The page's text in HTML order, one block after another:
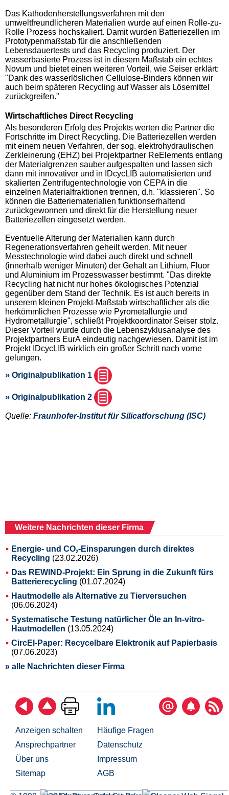
Das Kathodenherstellungsverfahren mit den
umweltfreundlicheren Materialien wurde auf einen Rolle-zu-
Rolle Prozess hochskaliert. Damit wurden Batteriezellen im
Prototypenmaßstab für die anschließenden
Lebensdauertests und das Recycling produziert. Der
wasserbasierte Prozess ist in diesem Maßstab ein echtes
Novum und bietet einen weiteren Vorteil, wie Seiser erklärt:
"Dank des wasserlöslichen Cellulose-Binders können wir
auch beim späteren Recycling auf Wasser als Lösemittel
zurückgreifen."
Wirtschaftliches Direct Recycling
Als besonderen Erfolg des Projekts werten die Partner die
Fortschritte im Direct Recycling. Die Batteriezellen werden
mit einem neuen Verfahren, der sog. elektrohydraulischen
Zerkleinerung (EHZ) bei Projektpartner ReElements entlang
der Materialgrenzen sauber aufgespalten und lassen sich
dann mit innovativer und in IDcycLIB automatisierten und
skalierten Zentrifugentechnologie von CEPA in die
einzelnen Materialfraktionen trennen, d.h. "klassieren". So
können die Batteriematerialien funktionserhaltend
zurückgewonnen und direkt für die Herstellung neuer
Batteriezellen eingesetzt werden.
Eventuelle Alterung der Materialien kann durch
Regenerationsverfahren geheilt werden. Mit neuer
Messtechnologie wird dabei auch direkt und schnell
(innerhalb weniger Minuten) der Gehalt an Lithium, Fluor
und Aluminium im Prozesswasser bestimmt. "Das direkte
Recycling hat nicht nur hohes ökologisches Potenzial
gegenüber dem Stand der Technik. Es ist auch bereits in
unserem kleinen Projekt-Maßstab wirtschaftlicher als die
herkömmlichen Prozesse wie Pyrometallurgie und
Hydrometallurgie", schließt Projektkoordinator Seiser stolz.
Dieser Vorteil wurde durch die Lebenszyklusanalyse des
Projektpartners EurA eindeutig nachgewiesen. Damit ist im
Projekt IDcycLIB wirklich ein großer Schritt nach vorne
gelungen.
» Originalpublikation 1
» Originalpublikation 2
Quelle: Fraunhofer-Institut für Silicatforschung (ISC)
Weitere Nachrichten dieser Firma
Energie- und CO2-Einsparungen durch direktes
Recycling (23.02.2026)
Das REWIND-Projekt: Ein Sprung in die Zukunft fürs
Batterierecycling (01.07.2024)
Hautmodelle als Alternative zu Tierversuchen
(06.06.2024)
Systematische Testung natürlicher Öle an In-vitro-
Hautmodellen (13.05.2024)
CircEl-Paper: Recycelbare Elektronik auf Papierbasis
(07.06.2023)
» alle Nachrichten dieser Firma
Anzeigen schalten
Ansprechpartner
Über uns
Sitemap
Häufige Fragen
Datenschutz
Impressum
AGB